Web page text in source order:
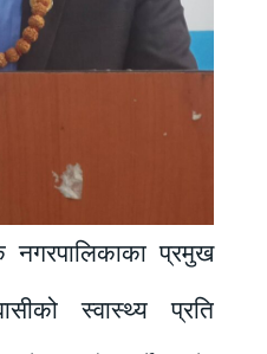
नगरपालिकाका प्रमुख
स्वास्थ्य प्रति